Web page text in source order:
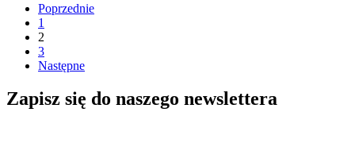
Poprzednie
1
2
3
Następne
Zapisz się do naszego newslettera